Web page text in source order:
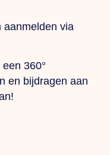
aanmelden via
360°
en bijdragen aan